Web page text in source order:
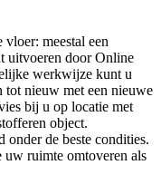
meestal een
uitvoeren door Online
werkwijze kunt u
tot nieuw met een nieuwe
bij u op locatie met
object.
de beste condities.
uw ruimte omtoveren als